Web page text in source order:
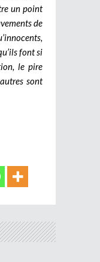
un point
de
font si
le pire
sont